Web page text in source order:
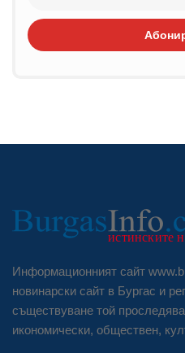
Информационният сайт
новинарски сайт в Бургас и
съществуване той
икономически, обществен,